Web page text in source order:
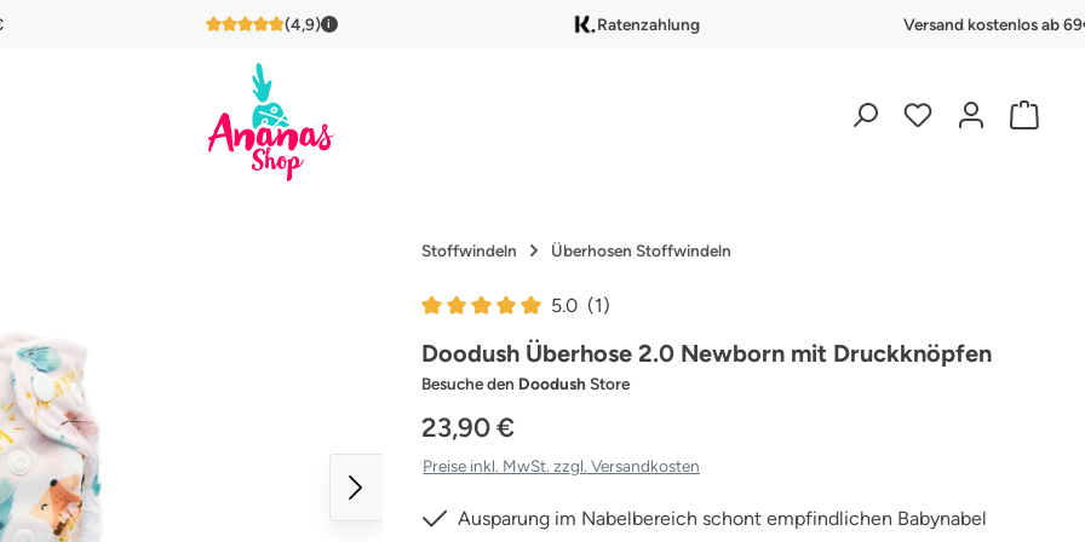
4,9 von 5 Sternen
(4,9) i Ratenzahlung Versand kostenlos ab
Stoffwindeln Überhosen Stoffwindeln
Durchschnittliche Bewertung von 5 von 5 Sternen
5.0 (1)
Doodush Überhose 2.0 Newborn mit Druckknöpfen
Besuche den Doodush Store
23,90 €
Preise inkl. MwSt. zzgl. Versandkosten
Ausparung im Nabelbereich schont empfindlichen Babynabel